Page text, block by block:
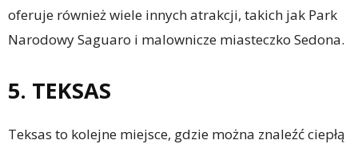
oferuje również wiele innych atrakcji, takich jak Park
Narodowy Saguaro i malownicze miasteczko Sedona.
5. TEKSAS
Teksas to kolejne miejsce, gdzie można znaleźć ciepłą